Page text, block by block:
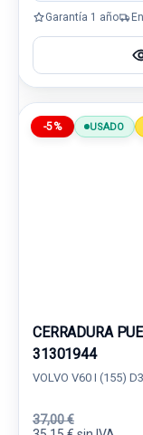
Garantía 1 año
-5% USADO
CERRADURA
31301944
VOLVO V60 I (155) D3
37,00 €